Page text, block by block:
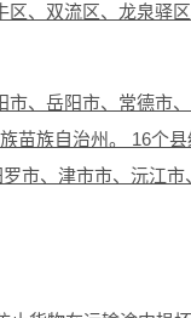
、双流区、龙泉驿
、岳阳市、常德市
苗族自治州。 16个
市、津市市、沅江